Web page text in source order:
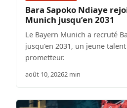
Bara Sapoko Ndiaye
Munich jusqu’en 2031
Le Bayern Munich a recruté
jusqu'en 2031, un jeune
prometteur.
août 10, 20262 min